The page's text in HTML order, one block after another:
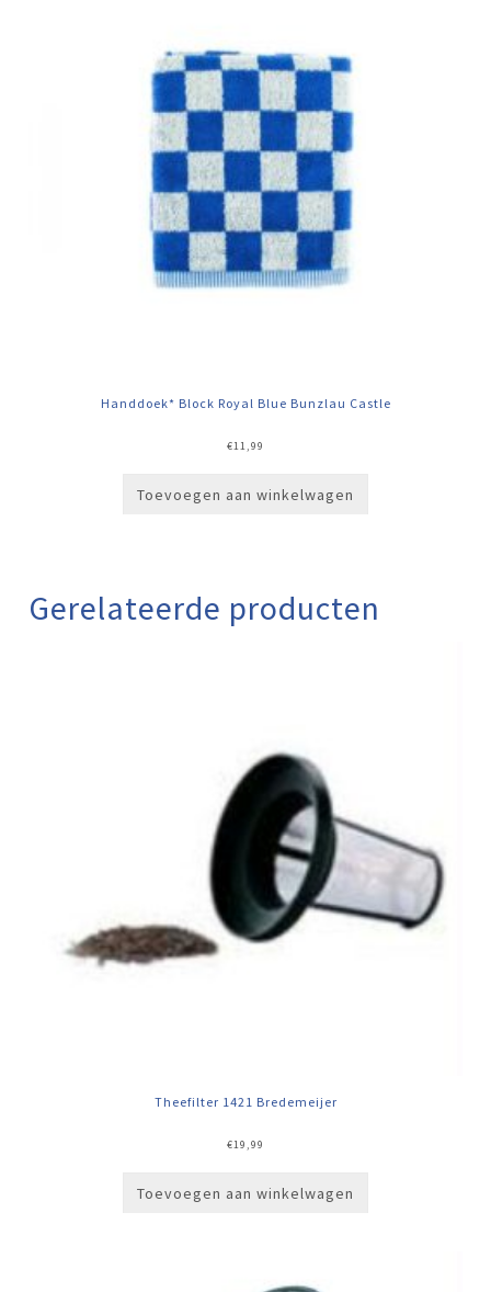
Handdoek* Block Royal Blue Bunzlau Castle
€11,99
Toevoegen aan winkelwagen
Gerelateerde producten
Theefilter 1421 Bredemeijer
€19,99
Toevoegen aan winkelwagen